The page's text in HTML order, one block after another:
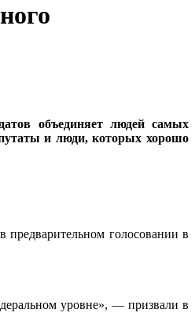
объединяет людей самых
и люди, которых хорошо
предварительном голосовании в
уровне», — призвали в